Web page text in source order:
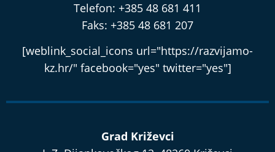
Telefon: +385 48 681 411
Faks: +385 48 681 207
[weblink_social_icons url="https://razvijamo-
kz.hr/" facebook="yes" twitter="yes"]
Grad Križevci